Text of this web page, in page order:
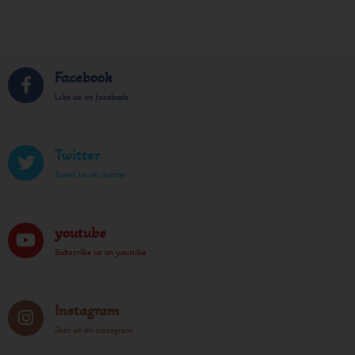
Facebook
Like us on facebook
Twitter
Tweet us on twitter
youtube
Subscribe us on youtube
Instagram
Join us on instagram